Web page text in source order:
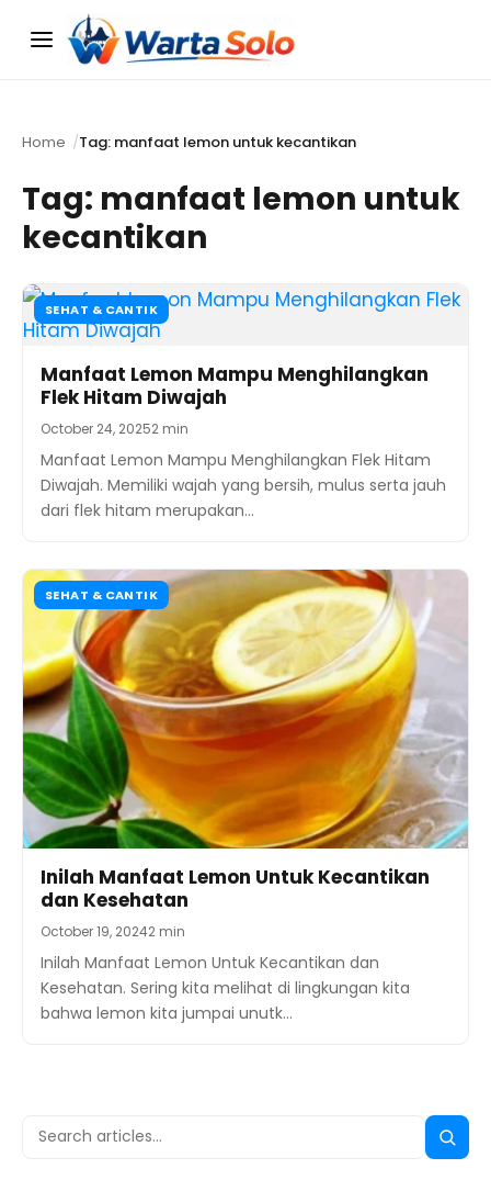
Menu
Home Tag: manfaat lemon untuk kecantikan
Tag: manfaat lemon untuk
kecantikan
SEHAT & CANTIK
Manfaat Lemon Mampu Menghilangkan
Flek Hitam Diwajah
October 24, 20252 min
Manfaat Lemon Mampu Menghilangkan Flek Hitam
Diwajah. Memiliki wajah yang bersih, mulus serta jauh
dari flek hitam merupakan…
SEHAT & CANTIK
Inilah Manfaat Lemon Untuk Kecantikan
dan Kesehatan
October 19, 20242 min
Inilah Manfaat Lemon Untuk Kecantikan dan
Kesehatan. Sering kita melihat di lingkungan kita
bahwa lemon kita jumpai unutk…
Search
Search